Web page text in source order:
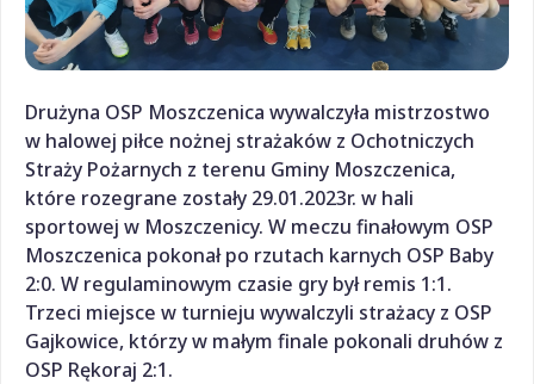
Drużyna OSP Moszczenica wywalczyła mistrzostwo
w halowej piłce nożnej strażaków z Ochotniczych
Straży Pożarnych z terenu Gminy Moszczenica,
które rozegrane zostały 29.01.2023r. w hali
sportowej w Moszczenicy. W meczu finałowym OSP
Moszczenica pokonał po rzutach karnych OSP Baby
2:0. W regulaminowym czasie gry był remis 1:1.
Trzeci miejsce w turnieju wywalczyli strażacy z OSP
Gajkowice, którzy w małym finale pokonali druhów z
OSP Rękoraj 2:1.